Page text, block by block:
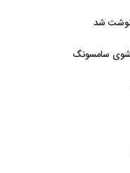
شد
سامسونگ